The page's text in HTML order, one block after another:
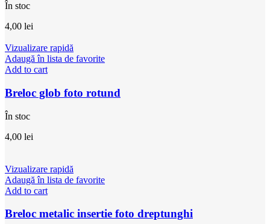
În stoc
4,00 lei
Vizualizare rapidă
Adaugă în lista de favorite
Add to cart
Breloc glob foto rotund
În stoc
4,00 lei
Vizualizare rapidă
Adaugă în lista de favorite
Add to cart
Breloc metalic insertie foto dreptunghi